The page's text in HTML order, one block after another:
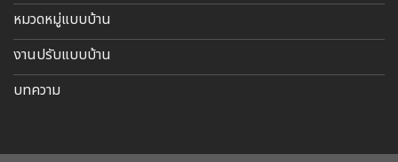
หมวดหมู่แบบบ้าน
งานปรับแบบบ้าน
บทความ